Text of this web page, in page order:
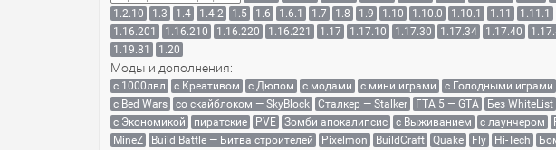
1.2.10
1.3 1.4 1.4.2 1.5 1.6 1.6.1 1.7 1.8 1.9 1.10 1.10.0 1.10.1 1.11 1.11.1
1.16.201
1.16.210 1.16.220 1.16.221 1.17 1.17.10 1.17.30 1.17.34 1.17.40
1.19.81
1.20
Моды и дополнения:
с 1000лвл c Креативом с Дюпом с модами с мини играми с Голодными играми
с Bed Wars
со скайблоком — SkyBlock Сталкер — Stalker ГТА 5 — GTA Без WhiteList
с Экономикой
пиратские PVE Зомби апокалипсис с Выживанием с лаунчером
MineZ
Build Battle — Битва строителей Pixelmon BuildCraft Quake Fly Hi-Tech